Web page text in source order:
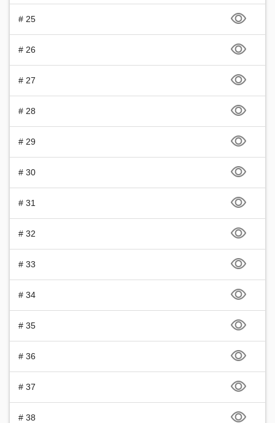
# 25
# 26
# 27
# 28
# 29
# 30
# 31
# 32
# 33
# 34
# 35
# 36
# 37
# 38